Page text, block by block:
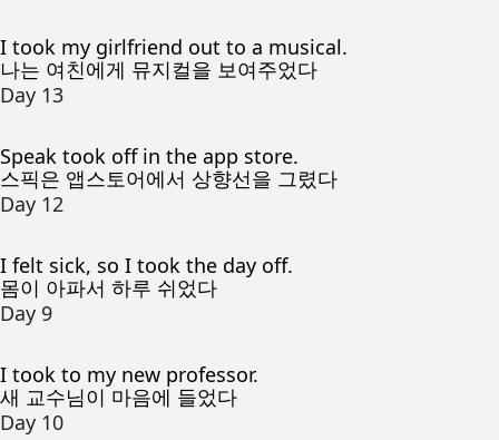
I took my girlfriend out to a musical.
나는 여친에게 뮤지컬을 보여주었다
Day 13
Speak took off in the app store.
스픽은 앱스토어에서 상향선을 그렸다
Day 12
I felt sick, so I took the day off.
몸이 아파서 하루 쉬었다
Day 9
I took to my new professor.
새 교수님이 마음에 들었다
Day 10